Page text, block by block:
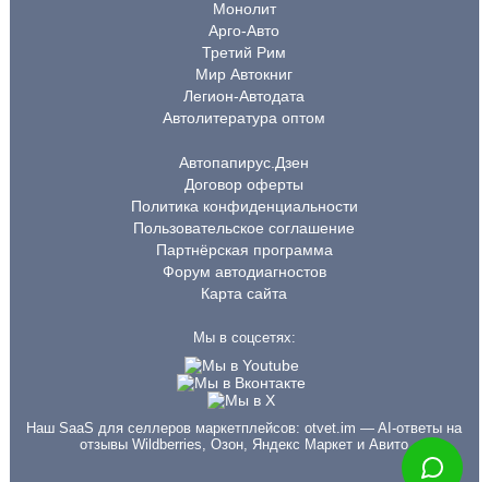
Монолит
Арго-Авто
Третий Рим
Мир Автокниг
Легион-Автодата
Автолитература оптом
Автопапирус.Дзен
Договор оферты
Политика конфиденциальности
Пользовательское соглашение
Партнёрская программа
Форум автодиагностов
Карта сайта
Мы в соцсетях:
Наш SaaS для селлеров маркетплейсов:otvet.im — AI-ответы на
отзывы Wildberries, Озон, Яндекс Маркет и Авито